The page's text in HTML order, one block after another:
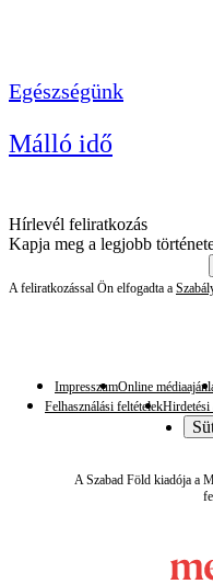
Egészségünk
Málló idő
Hírlevél feliratkozás
Kapja meg a legjobb
A feliratkozással Ön elfogadta a
ImpresszumOnline
Felhasználási feltételekHirdetési
A Szabad Föld kiadója a